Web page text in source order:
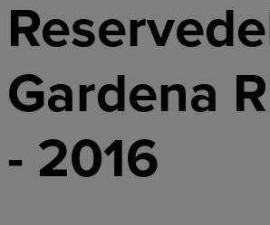
Gardena
- 2016